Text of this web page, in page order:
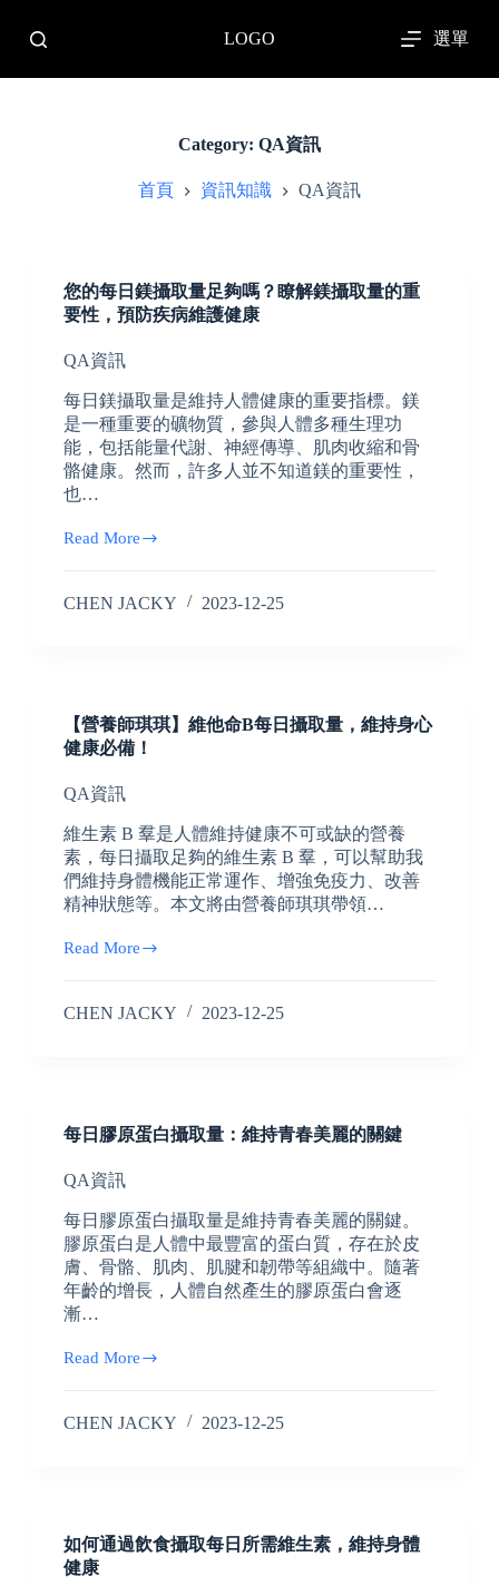
至
LOGO 選單
Category: QA資訊
首頁 資訊知識 QA資訊
您的每日鎂攝取量足夠嗎？瞭解鎂攝取量的重
要性，預防疾病維護健康
QA資訊
每日鎂攝取量是維持人體健康的重要指標。鎂
是一種重要的礦物質，參與人體多種生理功
能，包括能量代謝、神經傳導、肌肉收縮和骨
骼健康。然而，許多人並不知道鎂的重要性，
也…
Read More
CHEN JACKY 2023-12-25
【營養師琪琪】維他命B每日攝取量，維持身心
健康必備！
QA資訊
維生素 B 羣是人體維持健康不可或缺的營養
素，每日攝取足夠的維生素 B 羣，可以幫助我
們維持身體機能正常運作、增強免疫力、改善
精神狀態等。本文將由營養師琪琪帶領…
Read More
CHEN JACKY 2023-12-25
每日膠原蛋白攝取量：維持青春美麗的關鍵
QA資訊
每日膠原蛋白攝取量是維持青春美麗的關鍵。
膠原蛋白是人體中最豐富的蛋白質，存在於皮
膚、骨骼、肌肉、肌腱和韌帶等組織中。隨著
年齡的增長，人體自然產生的膠原蛋白會逐
漸…
Read More
CHEN JACKY 2023-12-25
如何通過飲食攝取每日所需維生素，維持身體
健康